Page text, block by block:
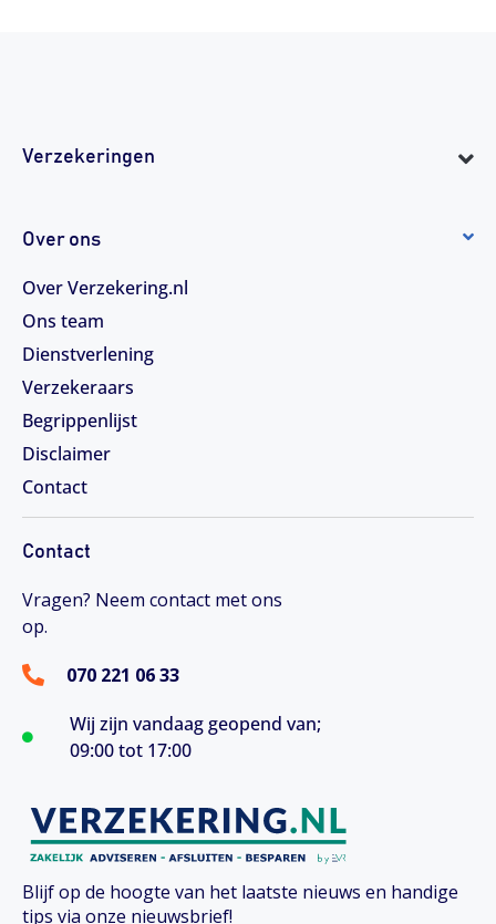
Verzekeringen
Over ons
Over Verzekering.nl
Ons team
Dienstverlening
Verzekeraars
Begrippenlijst
Disclaimer
Contact
Contact
Vragen? Neem contact met ons
op.
070 221 06 33
Wij zijn vandaag geopend van;
09:00 tot 17:00
Blijf op de hoogte van het laatste nieuws en handige
tips via onze nieuwsbrief!